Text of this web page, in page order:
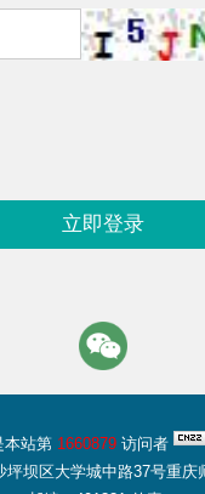
立即登录
本站第 1660879访问者
坪坝区大学城中路37号重庆